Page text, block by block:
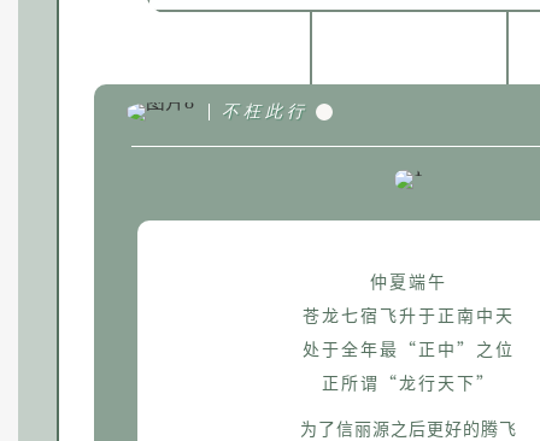
不 枉 此 行
仲夏端午
苍龙七宿飞升于正南中天
处于全年最“正中”之位
正所谓“龙行天下”
为了信丽源之后更好的腾飞